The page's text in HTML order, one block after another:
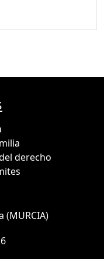
derecho
(MURCIA)